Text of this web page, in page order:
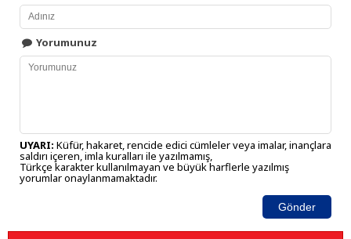
Yorumunuz
UYARI: Küfür, hakaret, rencide edici cümleler veya imalar, inançlara
saldırı içeren, imla kuralları ile yazılmamış,
Türkçe karakter kullanılmayan ve büyük harflerle yazılmış
yorumlar onaylanmamaktadır.
Gönder